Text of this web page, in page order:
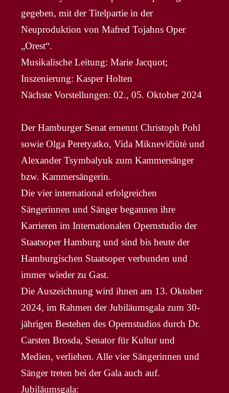
gegeben, mit der Titelpartie in der
Neuproduktion von Mafred Tojahns Oper
„Orest“.
Musikalische Leitung: Marie Jacquot;
Inszenierung: Kasper Holten
Nächste Vorstellungen: 02., 05. Oktober 2024
Der Hamburger Senat ernennt Christoph Pohl
sowie Olga Peretyatko, Vida Miknevičiūtė und
Alexander Tsymbalyuk zum Kammersänger
bzw. Kammersängerin.
Die vier international erfolgreichen
Sängerinnen und Sänger begannen ihre
Karrieren im Internationalen Opernstudio der
Staatsoper Hamburg und sind bis heute der
Hamburgischen Staatsoper verbunden und
immer wieder zu Gast.
Die Auszeichnung wird ihnen am 13. Oktober
2024, im Rahmen der Jubiläumsgala zum 30-
jährigen Bestehen des Opernstudios durch Dr.
Carsten Brosda, Senator für Kultur und
Medien, verliehen. Alle vier Sängerinnen und
Sänger treten bei der Gala auch auf.
Jubiläumsgala: